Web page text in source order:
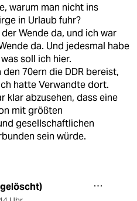
warum man nicht ins
in Urlaub fuhr?
Wende da, und ich war
da. Und jedesmal habe
soll ich hier.
70ern die DDR bereist,
hatte Verwandte dort.
klar abzusehen, dass eine
mit größten
gesellschaftlichen
sein würde.